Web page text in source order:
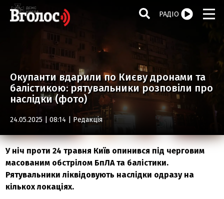
РАДІО
Окупанти вдарили по Києву дронами та
балістикою: рятувальники розповіли про
наслідки (фото)
24.05.2025 | 08:14 | Редакція
У ніч проти 24 травня Київ опинився під черговим
масованим обстрілом БпЛА та балістики.
Рятувальники ліквідовують наслідки одразу на
кількох локаціях.